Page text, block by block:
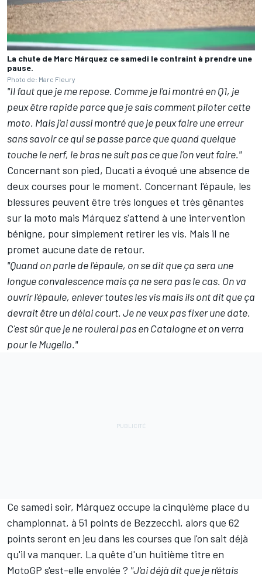
La chute de Marc Márquez ce samedi le contraint à prendre une
pause.
Photo de: Marc Fleury
"Il faut que je me repose. Comme je l'ai montré en Q1, je
peux être rapide parce que je sais comment piloter cette
moto. Mais j'ai aussi montré que je peux faire une erreur
sans savoir ce qui se passe parce que quand quelque
touche le nerf, le bras ne suit pas ce que l'on veut faire."
Concernant son pied, Ducati a évoqué une absence de
deux courses pour le moment. Concernant l'épaule, les
blessures peuvent être très longues et très gênantes
sur la moto mais Márquez s'attend à une intervention
bénigne, pour simplement retirer les vis. Mais il ne
promet aucune date de retour.
"Quand on parle de l'épaule, on se dit que ça sera une
longue convalescence mais ça ne sera pas le cas. On va
ouvrir l'épaule, enlever toutes les vis mais ils ont dit que ça
devrait être un délai court. Je ne veux pas fixer une date.
C'est sûr que je ne roulerai pas en Catalogne et on verra
pour le Mugello."
Ce samedi soir, Márquez occupe la cinquième place du
championnat, à 51 points de Bezzecchi, alors que 62
points seront en jeu dans les courses que l'on sait déjà
qu'il va manquer. La quête d'un huitième titre en
MotoGP s'est-elle envolée ? "J'ai déjà dit que je n'étais